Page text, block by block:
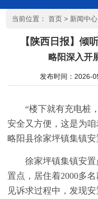
当前位置： 首页 > 新闻中心
【陕西日报】倾
略阳深入开
发布时间：2026-
“楼下就有充电桩
安全又方便，这是为咱
略阳县徐家坪镇集镇安
徐家坪镇集镇安
置点，居住着2000多
见诉求过程中，发现